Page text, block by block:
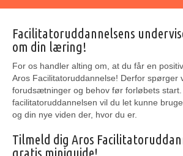
Facilitatoruddannelsens
om din læring!
For os handler alting om, at du får en
Aros Facilitatoruddannelse! Derfor spørger
forudsætninger og behov før forløbets
facilitatoruddannelsen vil du let kunne
og din nye viden der, hvor du er.
Tilmeld dig Aros
gratis miniguide!